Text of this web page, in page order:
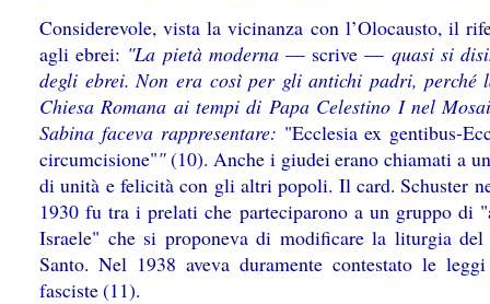
Considerevole, vista la vicinanza con l’Olocausto, il
agli ebrei: "La pietà moderna— scrive — quasi si
degli ebrei. Non era così per gli antichi padri, perché
Chiesa Romana ai tempi di Papa Celestino I nel
Sabina faceva rappresentare: "Ecclesia ex gentibus-
circumcisione""(10). Anche i giudei erano chiamati a
di unità e felicità con gli altri popoli. Il card. Schuster
1930 fu tra i prelati che parteciparono a un gruppo di
Israele" che si proponeva di modificare la liturgia del
Santo. Nel 1938 aveva duramente contestato le
fasciste (11).